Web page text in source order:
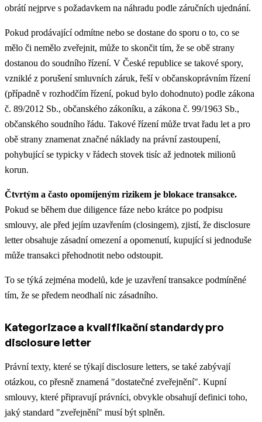
obrátí nejprve s požadavkem na náhradu podle záručních ujednání.
Pokud prodávající odmítne nebo se dostane do sporu o to, co se
mělo či nemělo zveřejnit, může to skončit tím, že se obě strany
dostanou do soudního řízení. V České republice se takové spory,
vzniklé z porušení smluvních záruk, řeší v občanskoprávním řízení
(případně v rozhodčím řízení, pokud bylo dohodnuto) podle zákona
č. 89/2012 Sb., občanského zákoníku, a zákona č. 99/1963 Sb.,
občanského soudního řádu. Takové řízení může trvat řadu let a pro
obě strany znamenat značné náklady na právní zastoupení,
pohybující se typicky v řádech stovek tisíc až jednotek milionů
korun.
Čtvrtým a často opomíjeným rizikem je blokace transakce.
Pokud se během due diligence fáze nebo krátce po podpisu
smlouvy, ale před jejím uzavřením (closingem), zjistí, že disclosure
letter obsahuje zásadní omezení a opomenutí, kupující si jednoduše
může transakci přehodnotit nebo odstoupit.
To se týká zejména modelů, kde je uzavření transakce podmíněné
tím, že se předem neodhalí nic zásadního.
Kategorizace a kvalifikační standardy pro
disclosure letter
Právní texty, které se týkají disclosure letters, se také zabývají
otázkou, co přesně znamená "dostatečné zveřejnění". Kupní
smlouvy, které připravují právníci, obvykle obsahují definici toho,
jaký standard "zveřejnění" musí být splněn.